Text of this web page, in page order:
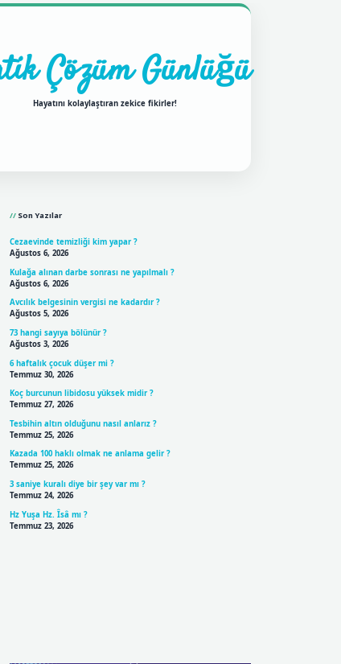
Çözüm Günlüğü
Hayatını kolaylaştıran zekice fikirler!
Son Yazılar
Cezaevinde temizliği kim yapar ?
Ağustos 6, 2026
Kulağa alınan darbe sonrası ne yapılmalı ?
Ağustos 6, 2026
Avcılık belgesinin vergisi ne kadardır ?
Ağustos 5, 2026
73 hangi sayıya bölünür ?
Ağustos 3, 2026
6 haftalık çocuk düşer mi ?
Temmuz 30, 2026
Koç burcunun libidosu yüksek midir ?
Temmuz 27, 2026
Tesbihin altın olduğunu nasıl anlarız ?
Temmuz 25, 2026
Kazada 100 haklı olmak ne anlama gelir ?
Temmuz 25, 2026
3 saniye kuralı diye bir şey var mı ?
Temmuz 24, 2026
Hz Yuşa Hz. Îsâ mı ?
Temmuz 23, 2026